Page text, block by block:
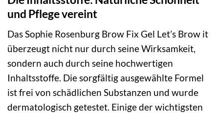
und Pflege vereint
Das Sophie Rosenburg Brow Fix Gel Let’s Brow it
überzeugt nicht nur durch seine Wirksamkeit,
sondern auch durch seine hochwertigen
Inhaltsstoffe. Die sorgfältig ausgewählte Formel
ist frei von schädlichen Substanzen und wurde
dermatologisch getestet. Einige der wichtigsten